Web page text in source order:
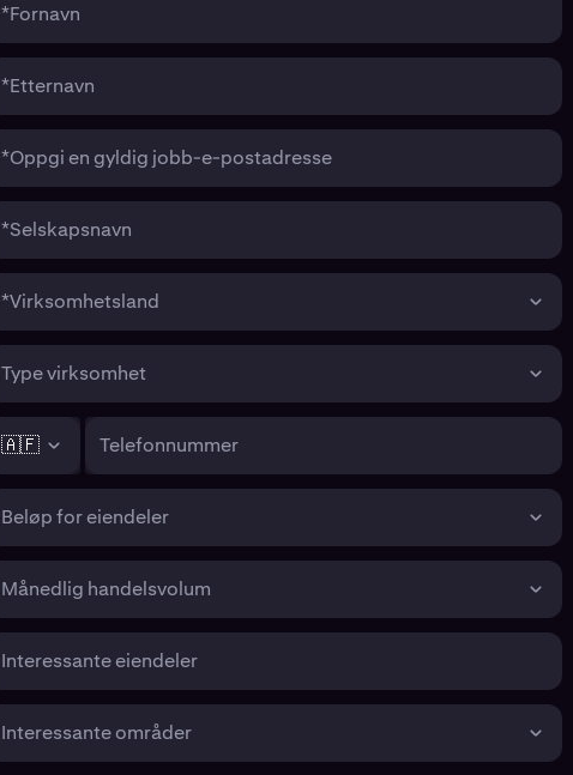
*Fornavn
*Etternavn
*Oppgi en gyldig jobb-e-postadresse
*Selskapsnavn
*Virksomhetsland
Type virksomhet
🇦🇫 Telefonnummer
Beløp for eiendeler
Månedlig handelsvolum
Interessante eiendeler
Interessante områder